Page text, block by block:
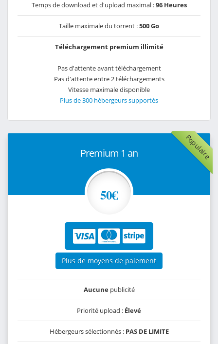
Temps de download et d'upload maximal :96 Heures
Taille maximale du torrent :500 Go
Téléchargement premium illimité
Pas d'attente avant téléchargement
Pas d'attente entre 2 téléchargements
Vitesse maximale disponible
Plus de 300 hébergeurs supportés
Populaire
Premium 1 an
50€
Plus de moyens de paiement
Aucunepublicité
Priorité upload : Élevé
Hébergeurs sélectionnés : PAS DE LIMITE